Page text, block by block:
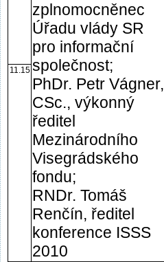
zplnomocněnec
Úřadu vlády SR
pro informační
společnost;
PhDr. Petr Vágner,
CSc., výkonný
ředitel
Mezinárodního
Visegrádského
fondu;
RNDr. Tomáš
Renčín, ředitel
konference ISSS
2010
11.15